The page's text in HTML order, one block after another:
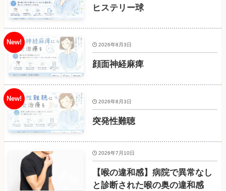
ヒステリー球
顔面神経麻痺
2026年8月3日
突発性難聴
2026年8月3日
【喉の違和感】病院で異常なし
と診断された喉の奥の違和感
2026年7月10日